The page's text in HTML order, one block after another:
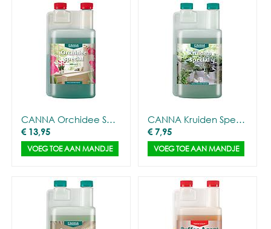
CANNA Orchidee Special
€ 13,95
VOEG TOE AAN MANDJE
CANNA Kruiden Special (0,5L)
€7,95
VOEG TOE AAN MANDJE